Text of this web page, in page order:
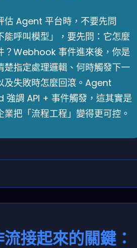
估 Agent 平台時，不要先問
能呼叫模型」，要先問：它怎麼
？Webhook 事件進來後，你是
楚指定處理邏輯、何時觸發下一
及失敗時怎麼回滾。Agent
強調 API + 事件觸發，這其實是
業把「流程工程」變得更可控。
接起來的關鍵：